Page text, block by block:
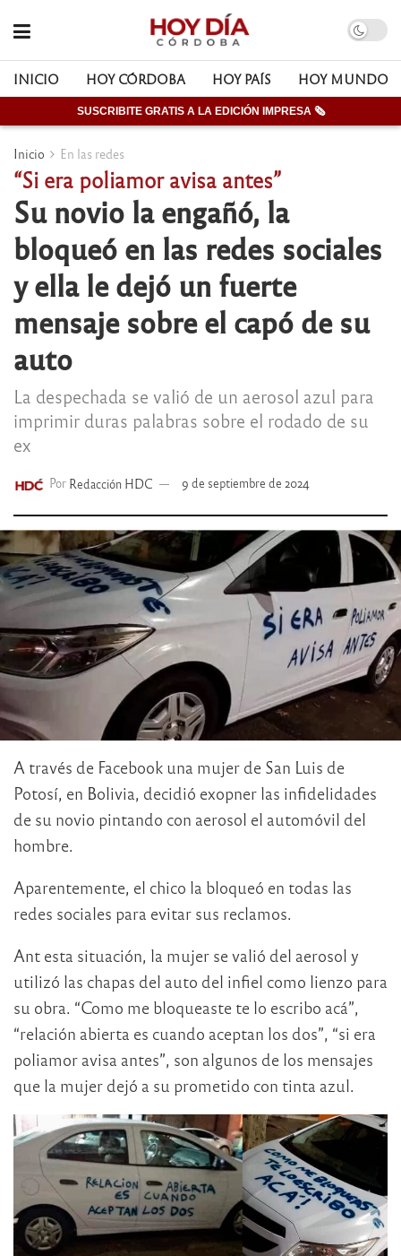
INICIO HOY CÓRDOBA HOY PAÍS HOY MUNDO
SUSCRIBITE GRATIS A LA EDICIÓN IMPRESA 🗞
Inicio En las redes
“Si era poliamor avisa antes”
Su novio la engañó, la
bloqueó en las redes sociales
y ella le dejó un fuerte
mensaje sobre el capó de su
auto
La despechada se valió de un aerosol azul para
imprimir duras palabras sobre el rodado de su
ex
Por Redacción HDC 9 de septiembre de 2024
A través de Facebook una mujer de San Luis de
Potosí, en Bolivia, decidió exopner las infidelidades
de su novio pintando con aerosol el automóvil del
hombre.
Aparentemente, el chico la bloqueó en todas las
redes sociales para evitar sus reclamos.
Ant esta situación, la mujer se valió del aerosol y
utilizó las chapas del auto del infiel como lienzo para
su obra. “Como me bloqueaste te lo escribo acá”,
“relación abierta es cuando aceptan los dos”, “si era
poliamor avisa antes”, son algunos de los mensajes
que la mujer dejó a su prometido con tinta azul.